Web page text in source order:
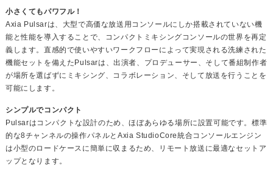
小さくてもパワフル！
Axia Pulsarは、大型で高価な放送用コンソールにしか搭載されていない機
能と性能を導入することで、コンパクトミキシングコンソールの世界を再定
義します。直感的で使いやすいワークフローによって実現される洗練された
機能セットを備えたPulsarは、出演者、プロデューサー、そして番組制作者
が場所を選ばずにミキシング、コラボレーション、そして放送を行うことを
可能にします。
シンプルでコンパクト
Pulsarはコンパクトな設計のため、ほぼあらゆる場所に設置可能です。標準
的な8チャンネルの操作パネルとAxia StudioCore統合コンソールエンジン
は小型のロードケースに簡単に収まるため、リモート放送に最適なセットア
ップとなります。